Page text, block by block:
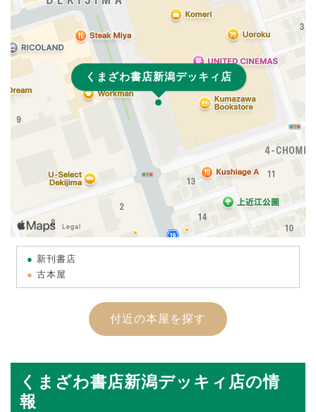
くまざわ書店新潟デッキィ店
新刊書店
古本屋
付近の本屋を探す
くまざわ書店新潟デッキィ店の情
報